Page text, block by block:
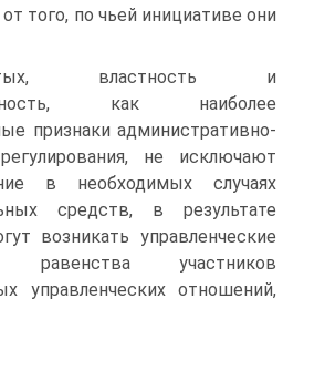
того, по чьей инициативе они
властность и
как наиболее
признаки административно-
не исключают
в необходимых случаях
средств, в результате
возникать управленческие
равенства участников
управленческих отношений,